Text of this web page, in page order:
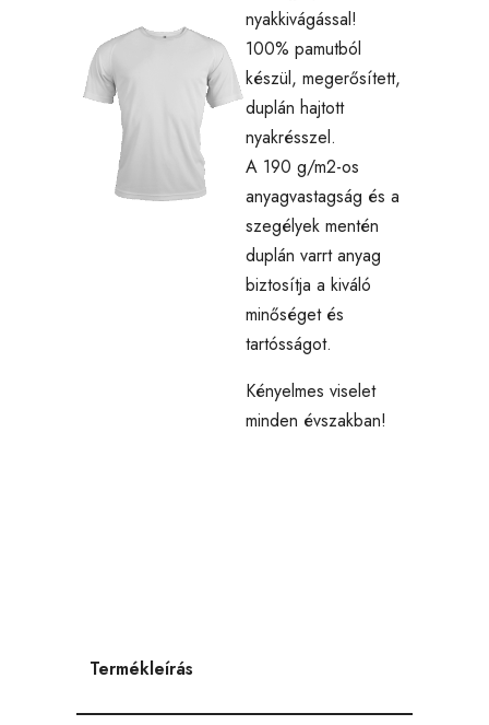
nyakkivágással!
100% pamutból
készül, megerősített,
duplán hajtott
nyakrésszel.
A 190 g/m2-os
anyagvastagság és a
szegélyek mentén
duplán varrt anyag
biztosítja a kiváló
minőséget és
tartósságot.
Kényelmes viselet
minden évszakban!
Termékleírás